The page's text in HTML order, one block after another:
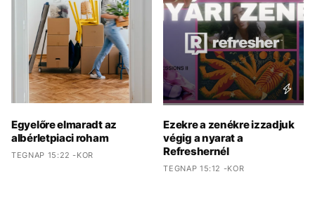
Egyelőre elmaradt az
albérletpiaci roham
TEGNAP 15:22 -KOR
Ezekre a zenékre izzadjuk
végig a nyarat a
Refreshernél
TEGNAP 15:12 -KOR